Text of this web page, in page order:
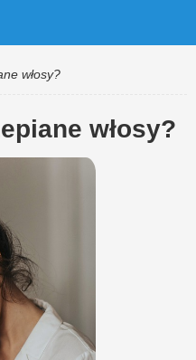
włosy?
włosy?